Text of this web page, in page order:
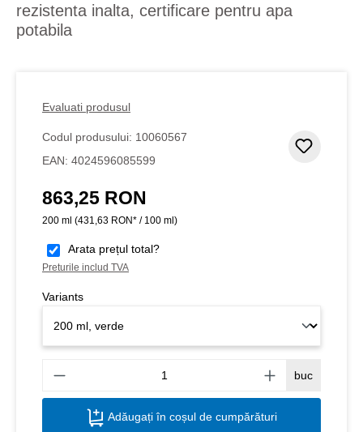
rezistenta inalta, certificare pentru apa
potabila
Evaluati produsul
Codul produsului: 10060567
EAN: 4024596085599
Preț obișnuit:
863,25 RON
200 ml (431,63 RON* / 100 ml)
Arata prețul total?
Preturile includ TVA
Variants
buc
Adăugați în coșul de cumpărături